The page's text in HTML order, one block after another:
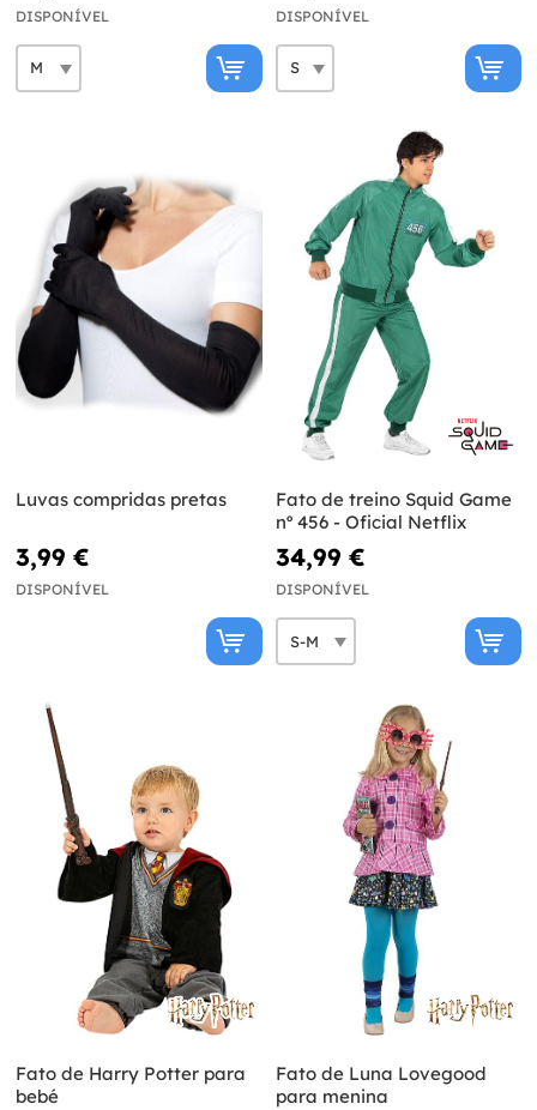
DISPONÍVEL DISPONÍVEL
Luvas compridas pretas
3,99 €
DISPONÍVEL
Fato de treino Squid Game
nº 456 - Oficial Netflix
34,99 €
DISPONÍVEL
Fato de Harry Potter para
bebé
Fato de Luna Lovegood
para menina